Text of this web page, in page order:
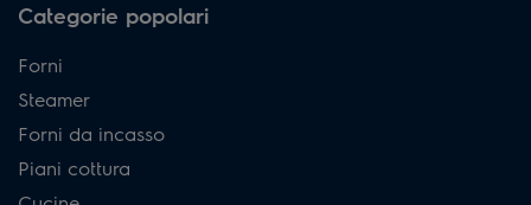
Categorie popolari
Forni
Steamer
Forni da incasso
Piani cottura